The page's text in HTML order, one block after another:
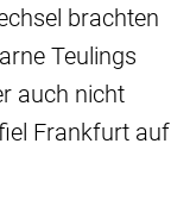
brachten
Teulings
auch nicht
Frankfurt auf